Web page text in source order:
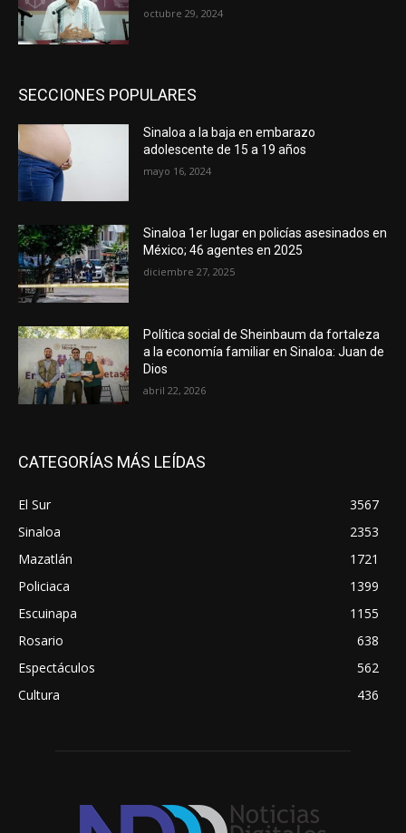
octubre 29, 2024
SECCIONES POPULARES
Sinaloa a la baja en embarazo
adolescente de 15 a 19 años
mayo 16, 2024
Sinaloa 1er lugar en policías asesinados en
México; 46 agentes en 2025
diciembre 27, 2025
Política social de Sheinbaum da fortaleza
a la economía familiar en Sinaloa: Juan de
Dios
abril 22, 2026
CATEGORÍAS MÁS LEÍDAS
El Sur
3567
Sinaloa
2353
Mazatlán
1721
Policiaca
1399
Escuinapa
1155
Rosario
638
Espectáculos
562
Cultura
436